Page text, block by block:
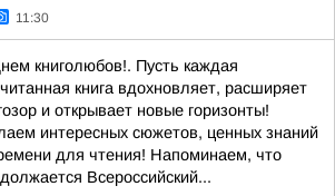
11:30
книголюбов!. Пусть каждая
книга вдохновляет, расширяет
и открывает новые горизонты!
интересных сюжетов, ценных знаний
для чтения! Напоминаем, что
Всероссийский...